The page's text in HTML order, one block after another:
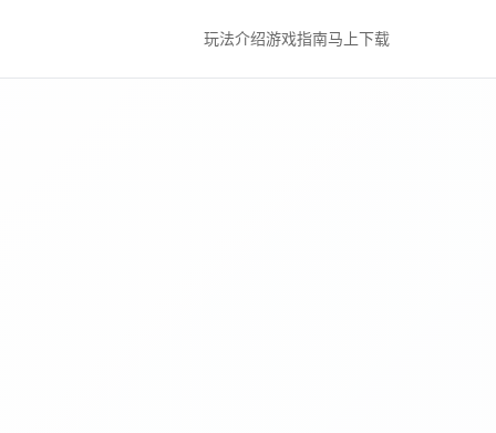
玩法介绍游戏指南马上下载